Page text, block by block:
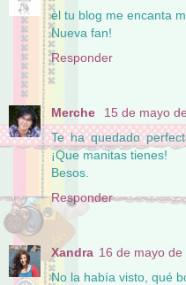
èl tu blog me encanta
Nueva fan!
Responder
Merche
15 de mayo
Te ha quedado
¡Que manitas tienes!
Besos.
Responder
Xandra 16 de mayo
No la había visto, qué